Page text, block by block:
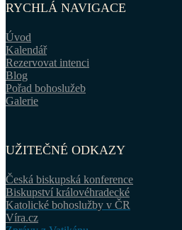
RYCHLÁ NAVIGACE
Úvod
Kalendář
Rezervovat intenci
Blog
Pořad bohoslužeb
Galerie
UŽITEČNÉ ODKAZY
Česká biskupská konference
Biskupství královéhradecké
Katolické bohoslužby v ČR
Víra.cz